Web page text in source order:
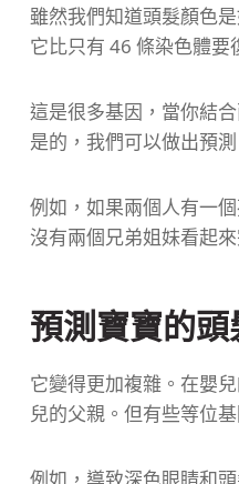
雖然我們知道頭髮顏色
它比只有 46 條染色體要
這是很多基因，當你結
是的，我們可以做出預
例如，如果兩個人有一
沒有兩個兄弟姐妹看起
預測寶寶的頭
它變得更加複雜。 在嬰
兒的父親。 但有些等位